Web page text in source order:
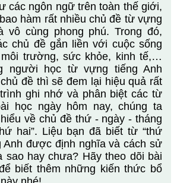
các ngôn ngữ trên toàn thế giới,
hàm rất nhiều chủ đề từ vựng
vô cùng phong phú. Trong đó,
chủ đề gắn liền với cuộc sống
trường, sức khỏe, kinh tế,…
người học từ vựng tiếng Anh
đề thì sẽ đem lại hiệu quả rất
ghi nhớ và phân biệt các từ
học ngày hôm nay, chúng ta
về chủ đề thứ - ngày - tháng
hai”. Liệu bạn đã biết từ “thứ
Anh được định nghĩa và cách sử
sao hay chưa? Hãy theo dõi bài
biết thêm những kiến thức bổ